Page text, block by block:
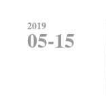
2019
05-15